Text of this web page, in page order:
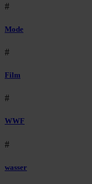
#
Mode
#
Film
#
WWF
#
wasser